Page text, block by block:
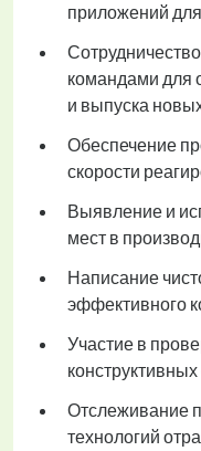
приложений
командами для
и выпуска
Обеспечение
скорости
Выявление и
мест в
Написание
эффективного
Участие в
Отслеживание
технологий